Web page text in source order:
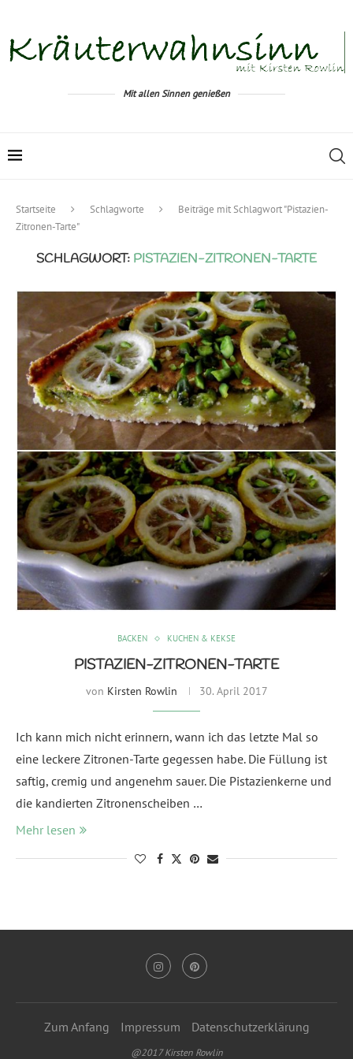
Mit allen Sinnen genießen
Startseite Schlagworte
Beiträge mit Schlagwort "Pistazien-
Zitronen-Tarte"
SCHLAGWORT: PISTAZIEN-ZITRONEN-TARTE
BACKEN KUCHEN & KEKSE
PISTAZIEN-ZITRONEN-TARTE
von Kirsten Rowlin 30. April 2017
Ich kann mich nicht erinnern, wann ich das letzte Mal so
eine leckere Zitronen-Tarte gegessen habe. Die Füllung ist
saftig, cremig und angenehm sauer. Die Pistazienkerne und
die kandierten Zitronenscheiben …
Mehr lesen
Zum Anfang Impressum Datenschutzerklärung
@2017 Kirsten Rowlin